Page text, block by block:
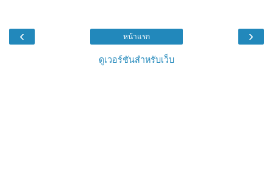
‹ ›
หน้าแรก
ดูเวอร์ชันสำหรับเว็บ